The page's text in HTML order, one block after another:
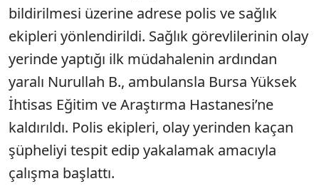
bildirilmesi üzerine adrese polis ve sağlık
ekipleri yönlendirildi. Sağlık görevlilerinin olay
yerinde yaptığı ilk müdahalenin ardından
yaralı Nurullah B., ambulansla Bursa Yüksek
İhtisas Eğitim ve Araştırma Hastanesi’ne
kaldırıldı. Polis ekipleri, olay yerinden kaçan
şüpheliyi tespit edip yakalamak amacıyla
çalışma başlattı.